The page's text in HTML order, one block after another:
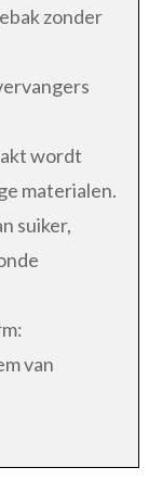
zonder
wordt
materialen.
suiker,
van